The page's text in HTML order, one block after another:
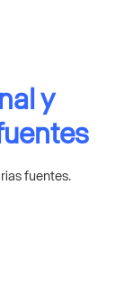
y
fuentes.